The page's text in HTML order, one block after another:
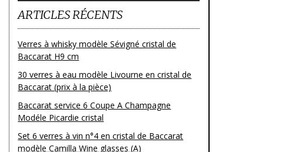
ARTICLES RÉCENTS
Verres à whisky modèle Sévigné cristal de
Baccarat H9 cm
30 verres à eau modèle Livourne en cristal de
Baccarat (prix à la pièce)
Baccarat service 6 Coupe A Champagne
Modéle Picardie cristal
Set 6 verres à vin n°4 en cristal de Baccarat
modèle Camilla Wine glasses (A)